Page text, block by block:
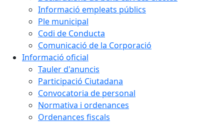
Informació empleats públics
Ple municipal
Codi de Conducta
Comunicació de la Corporació
Informació oficial
Tauler d'anuncis
Participació Ciutadana
Convocatoria de personal
Normativa i ordenances
Ordenances fiscals